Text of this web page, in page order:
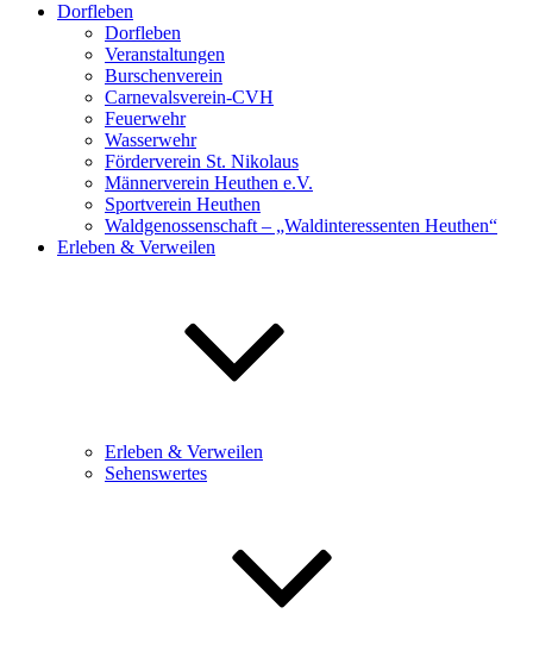
Dorfleben
Dorfleben
Veranstaltungen
Burschenverein
Carnevalsverein-CVH
Feuerwehr
Wasserwehr
Förderverein St. Nikolaus
Männerverein Heuthen e.V.
Sportverein Heuthen
Waldgenossenschaft – „Waldinteressenten Heuthen“
Erleben & Verweilen
Erleben & Verweilen
Sehenswertes